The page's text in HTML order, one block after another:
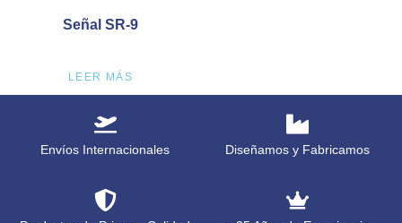
Señal SR-9
LEER MÁS
Envíos Internacionales Diseñamos y Fabricamos